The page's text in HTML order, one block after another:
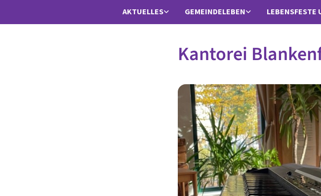
AKTUELLES GEMEINDELEBEN LEBENSFESTE
Kantorei